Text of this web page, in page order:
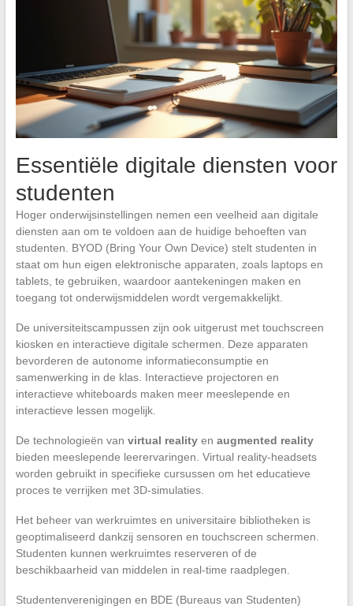
Essentiële digitale diensten voor
studenten
Hoger onderwijsinstellingen nemen een veelheid aan digitale
diensten aan om te voldoen aan de huidige behoeften van
studenten. BYOD (Bring Your Own Device) stelt studenten in
staat om hun eigen elektronische apparaten, zoals laptops en
tablets, te gebruiken, waardoor aantekeningen maken en
toegang tot onderwijsmiddelen wordt vergemakkelijkt.
De universiteitscampussen zijn ook uitgerust met touchscreen
kiosken en interactieve digitale schermen. Deze apparaten
bevorderen de autonome informatieconsumptie en
samenwerking in de klas. Interactieve projectoren en
interactieve whiteboards maken meer meeslepende en
interactieve lessen mogelijk.
De technologieën van virtual realityen augmented reality
bieden meeslepende leerervaringen. Virtual reality-headsets
worden gebruikt in specifieke cursussen om het educatieve
proces te verrijken met 3D-simulaties.
Het beheer van werkruimtes en universitaire bibliotheken is
geoptimaliseerd dankzij sensoren en touchscreen schermen.
Studenten kunnen werkruimtes reserveren of de
beschikbaarheid van middelen in real-time raadplegen.
Studentenverenigingen en BDE (Bureaus van Studenten)